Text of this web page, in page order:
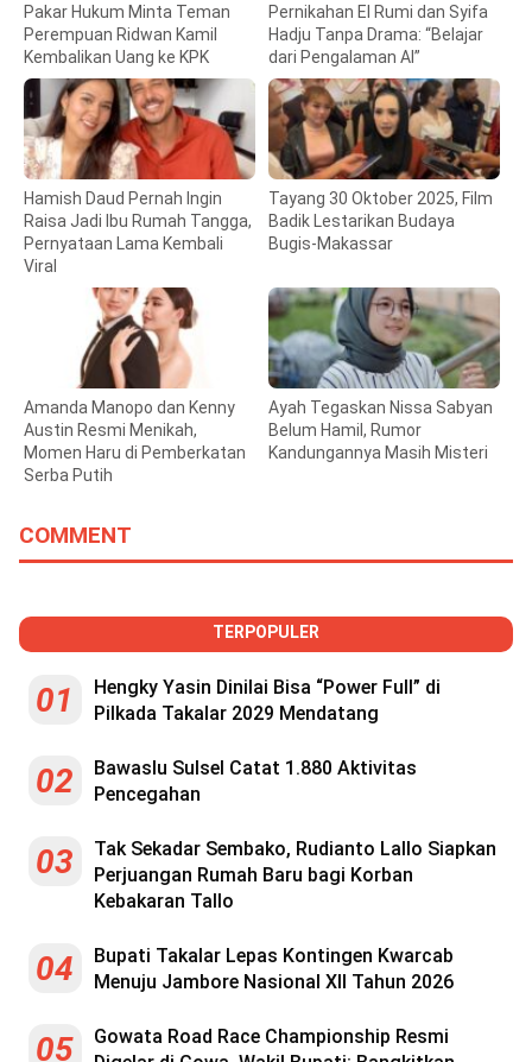
Pakar Hukum Minta Teman
Perempuan Ridwan Kamil
Kembalikan Uang ke KPK
Pernikahan El Rumi dan Syifa
Hadju Tanpa Drama: “Belajar
dari Pengalaman Al”
Hamish Daud Pernah Ingin
Raisa Jadi Ibu Rumah Tangga,
Pernyataan Lama Kembali
Viral
Tayang 30 Oktober 2025, Film
Badik Lestarikan Budaya
Bugis-Makassar
Amanda Manopo dan Kenny
Austin Resmi Menikah,
Momen Haru di Pemberkatan
Serba Putih
Ayah Tegaskan Nissa Sabyan
Belum Hamil, Rumor
Kandungannya Masih Misteri
COMMENT
TERPOPULER
01
Hengky Yasin Dinilai Bisa “Power Full” di
Pilkada Takalar 2029 Mendatang
02
Bawaslu Sulsel Catat 1.880 Aktivitas
Pencegahan
03
Tak Sekadar Sembako, Rudianto Lallo Siapkan
Perjuangan Rumah Baru bagi Korban
Kebakaran Tallo
04
Bupati Takalar Lepas Kontingen Kwarcab
Menuju Jambore Nasional XII Tahun 2026
05
Gowata Road Race Championship Resmi